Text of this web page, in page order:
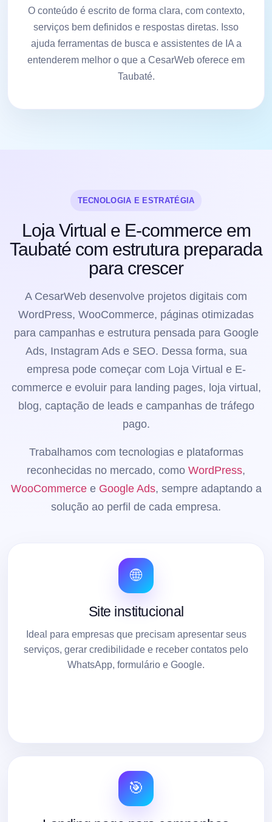
O conteúdo é escrito de forma clara, com contexto,
serviços bem definidos e respostas diretas. Isso
ajuda ferramentas de busca e assistentes de IA a
entenderem melhor o que a CesarWeb oferece em
Taubaté.
TECNOLOGIA E ESTRATÉGIA
Loja Virtual e E-commerce em
Taubaté com estrutura preparada
para crescer
A CesarWeb desenvolve projetos digitais com
WordPress, WooCommerce, páginas otimizadas
para campanhas e estrutura pensada para Google
Ads, Instagram Ads e SEO. Dessa forma, sua
empresa pode começar com Loja Virtual e E-
commerce e evoluir para landing pages, loja virtual,
blog, captação de leads e campanhas de tráfego
pago.
Trabalhamos com tecnologias e plataformas
reconhecidas no mercado, como WordPress,
WooCommercee Google Ads, sempre adaptando a
solução ao perfil de cada empresa.
🌐
Site institucional
Ideal para empresas que precisam apresentar seus
serviços, gerar credibilidade e receber contatos pelo
WhatsApp, formulário e Google.
🎯